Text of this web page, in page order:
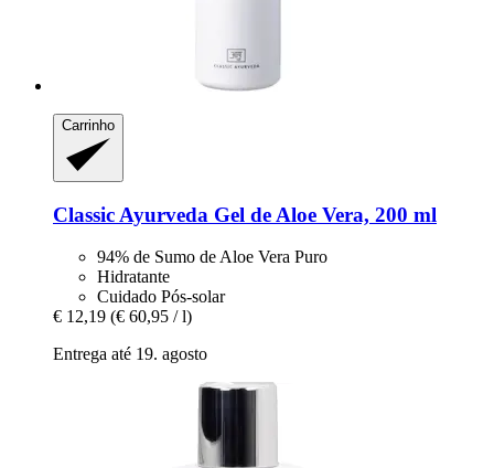
Carrinho
Classic Ayurveda Gel de Aloe Vera, 200 ml
94% de Sumo de Aloe Vera Puro
Hidratante
Cuidado Pós-solar
€ 12,19 (€ 60,95 / l)
Entrega até 19. agosto